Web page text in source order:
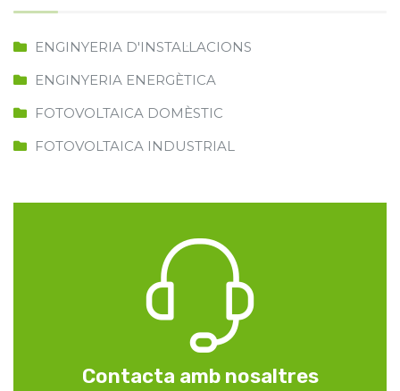
ENGINYERIA D'INSTAL·LACIONS
ENGINYERIA ENERGÈTICA
FOTOVOLTAICA DOMÈSTIC
FOTOVOLTAICA INDUSTRIAL
Contacta amb nosaltres